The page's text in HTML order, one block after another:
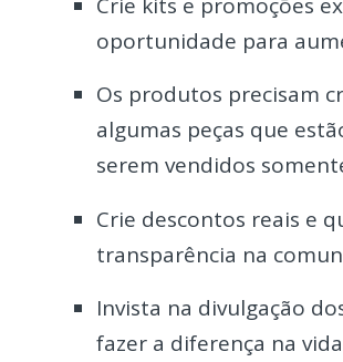
oportunidade para
Os produtos precisam
algumas peças que
serem vendidos
Crie descontos reais e
transparência na
Invista na divulgação
fazer a diferença na